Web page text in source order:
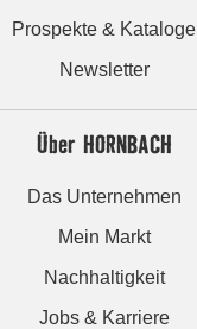
Prospekte & Kataloge
Newsletter
Über HORNBACH
Das Unternehmen
Mein Markt
Nachhaltigkeit
Jobs & Karriere